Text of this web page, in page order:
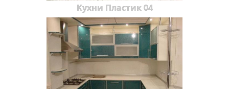
Кухни Пластик 04